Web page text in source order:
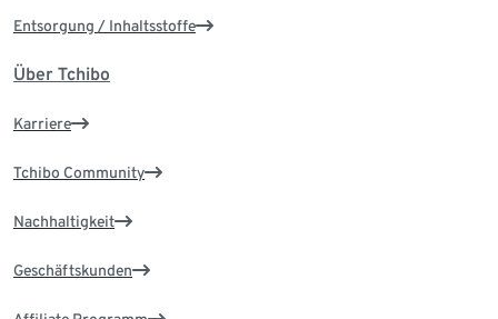
Entsorgung / Inhaltsstoffe
Über Tchibo
Karriere
Tchibo Community
Nachhaltigkeit
Geschäftskunden